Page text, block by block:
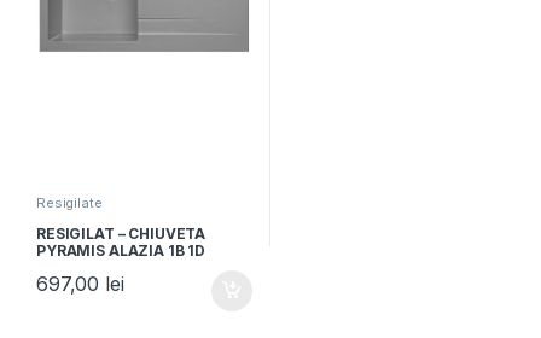
Resigilate
RESIGILAT – CHIUVETA
PYRAMIS ALAZIA 1B 1D
Reversibil, Montare pe blat,
Iron grey
697,00 lei